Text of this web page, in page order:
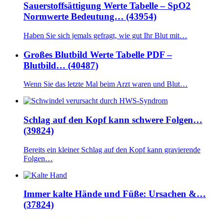
Sauerstoffsättigung Werte Tabelle – SpO2
Normwerte Bedeutung… (43954)
Haben Sie sich jemals gefragt, wie gut Ihr Blut mit…
Großes Blutbild Werte Tabelle PDF –
Blutbild… (40487)
Wenn Sie das letzte Mal beim Arzt waren und Blut…
Schlag auf den Kopf kann schwere Folgen…
(39824)
Bereits ein kleiner Schlag auf den Kopf kann gravierende
Folgen…
Immer kalte Hände und Füße: Ursachen &…
(37824)